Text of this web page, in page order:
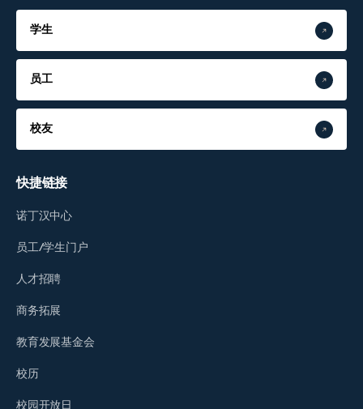
学生
员工
校友
快捷链接
诺丁汉中心
员工/学生门户
人才招聘
商务拓展
教育发展基金会
校历
校园开放日